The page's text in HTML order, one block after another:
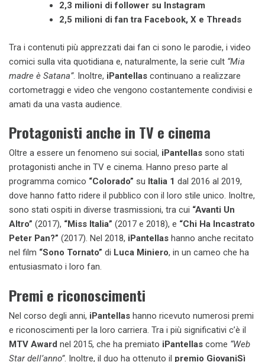
2,3 milioni di follower su Instagram
2,5 milioni di fan tra Facebook, X e Threads
Tra i contenuti più apprezzati dai fan ci sono le parodie, i video
comici sulla vita quotidiana e, naturalmente, la serie cult “Mia
madre è Satana”. Inoltre, iPantellas continuano a realizzare
cortometraggi e video che vengono costantemente condivisi e
amati da una vasta audience.
Protagonisti anche in TV e cinema
Oltre a essere un fenomeno sui social, iPantellas sono stati
protagonisti anche in TV e cinema. Hanno preso parte al
programma comico “Colorado” su Italia 1 dal 2016 al 2019,
dove hanno fatto ridere il pubblico con il loro stile unico. Inoltre,
sono stati ospiti in diverse trasmissioni, tra cui “Avanti Un
Altro” (2017), “Miss Italia” (2017 e 2018), e “Chi Ha Incastrato
Peter Pan?” (2017). Nel 2018, iPantellas hanno anche recitato
nel film “Sono Tornato” di Luca Miniero, in un cameo che ha
entusiasmato i loro fan.
Premi e riconoscimenti
Nel corso degli anni, iPantellas hanno ricevuto numerosi premi
e riconoscimenti per la loro carriera. Tra i più significativi c’è il
MTV Award nel 2015, che ha premiato iPantellas come “Web
Star dell’anno”. Inoltre, il duo ha ottenuto il premio GiovaniSì